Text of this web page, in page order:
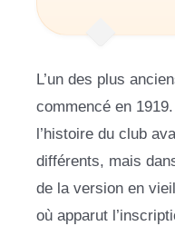
L’un des plus
commencé en
l’histoire du club
différents, mais
de la version en
où apparut